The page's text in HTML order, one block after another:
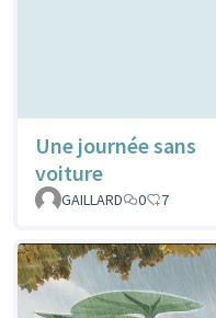
Une journée sans
voiture
GAILLARD
0 7